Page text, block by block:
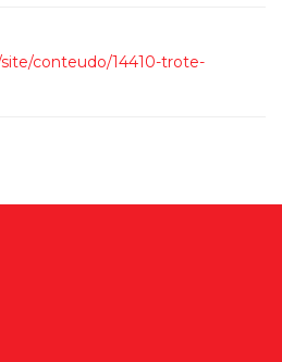
conteudo/14410-trote-